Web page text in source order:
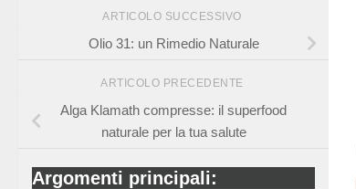
ARTICOLO SUCCESSIVO
Olio 31: un Rimedio Naturale
ARTICOLO PRECEDENTE
Alga Klamath compresse: il superfood
naturale per la tua salute
Argomenti principali: